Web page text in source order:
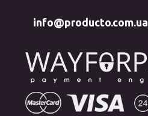
info@producto.com.ua